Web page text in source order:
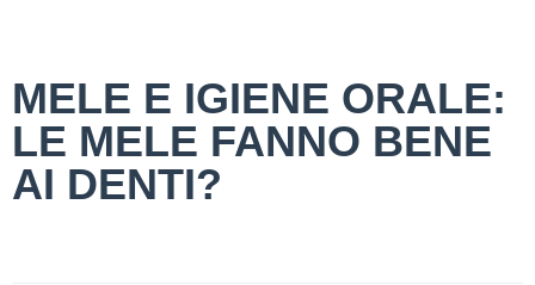
MELE E IGIENE ORALE:
LE MELE FANNO BENE
AI DENTI?